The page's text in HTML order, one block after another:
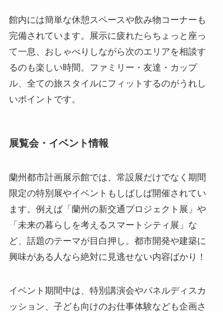
館内には簡単な休憩スペースや飲み物コーナーも
完備されています。展示に疲れたらちょっと座っ
て一息、おしゃべりしながら次のエリアを相談す
るのも楽しい時間。ファミリー・友達・カップ
ル、全ての旅スタイルにフィットするのがうれし
いポイントです。
展覧会・イベント情報
蘭州都市計画展示館では、常設展だけでなく期間
限定の特別展やイベントもしばしば開催されてい
ます。例えば「蘭州の新交通プロジェクト展」や
「未来の暮らしを考えるスマートシティ展」な
ど、話題のテーマが目白押し。都市開発や建築に
興味がある人なら絶対に見逃せない内容ばかり！
イベント期間中は、特別講演会やパネルディスカ
ッション、子ども向けのお仕事体験なども企画さ